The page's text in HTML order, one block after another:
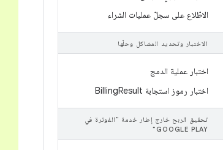
الاطّلاع على سجلّ عمليات الشراء
الاختبار وتحديد المشاكل وحلّها
اختبار عملية الدمج
اختبار رموز استجابة Billing Result
تحقيق الربح خارج إطار خدمة "الفوترة في
GOOGLE PLAY"